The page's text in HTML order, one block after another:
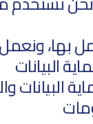
البيانات